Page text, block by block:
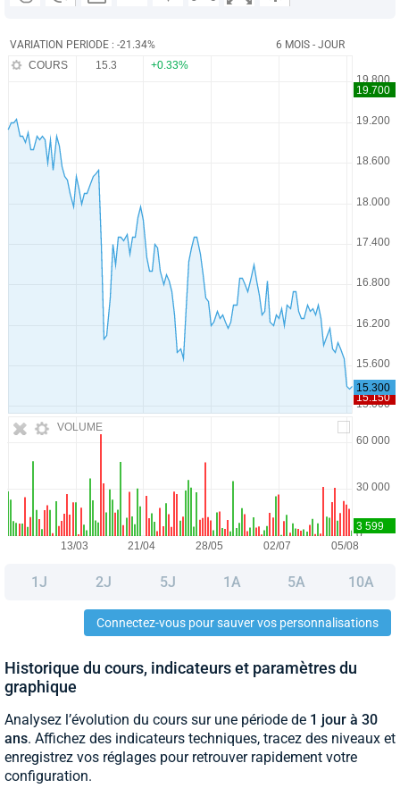
VARIATION PERIODE : -21.34% 6 MOIS - JOUR
VOLUME
COURS 15.3 +0.33%
1J 2J 5J 1A 5A 10A
Connectez-vous pour sauver vos personnalisations
Historique du cours, indicateurs et paramètres du
graphique
Analysez l’évolution du cours sur une période de 1 jour à 30
ans. Affichez des indicateurs techniques, tracez des niveaux et
enregistrez vos réglages pour retrouver rapidement votre
configuration.